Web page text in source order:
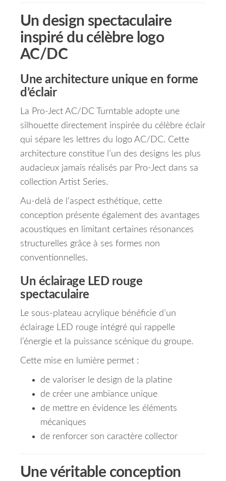
Un design spectaculaire
inspiré du célèbre logo
AC/DC
Une architecture unique en forme
d’éclair
La Pro-Ject AC/DC Turntable adopte une
silhouette directement inspirée du célèbre éclair
qui sépare les lettres du logo AC/DC. Cette
architecture constitue l’un des designs les plus
audacieux jamais réalisés par Pro-Ject dans sa
collection Artist Series.
Au-delà de l’aspect esthétique, cette
conception présente également des avantages
acoustiques en limitant certaines résonances
structurelles grâce à ses formes non
conventionnelles.
Un éclairage LED rouge
spectaculaire
Le sous-plateau acrylique bénéficie d’un
éclairage LED rouge intégré qui rappelle
l’énergie et la puissance scénique du groupe.
Cette mise en lumière permet :
de valoriser le design de la platine
de créer une ambiance unique
de mettre en évidence les éléments
mécaniques
de renforcer son caractère collector
Une véritable conception